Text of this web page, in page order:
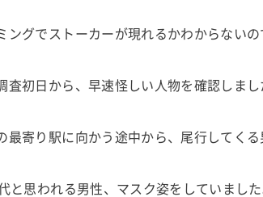
ングでストーカーが現れるかわからない
査初日から、早速怪しい人物を確認しまし
最寄り駅に向かう途中から、尾行してくる
と思われる男性、マスク姿をしていました